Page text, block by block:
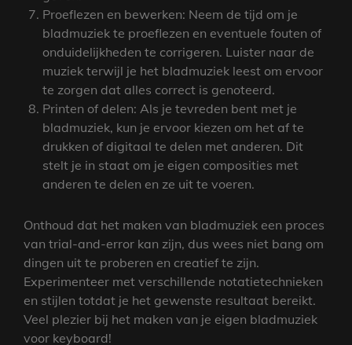
Proeflezen en bewerken: Neem de tijd om je
bladmuziek te proeflezen en eventuele fouten of
onduidelijkheden te corrigeren. Luister naar de
muziek terwijl je het bladmuziek leest om ervoor
te zorgen dat alles correct is genoteerd.
Printen of delen: Als je tevreden bent met je
bladmuziek, kun je ervoor kiezen om het af te
drukken of digitaal te delen met anderen. Dit
stelt je in staat om je eigen composities met
anderen te delen en ze uit te voeren.
Onthoud dat het maken van bladmuziek een proces
van trial-and-error kan zijn, dus wees niet bang om
dingen uit te proberen en creatief te zijn.
Experimenteer met verschillende notatietechnieken
en stijlen totdat je het gewenste resultaat bereikt.
Veel plezier bij het maken van je eigen bladmuziek
voor keyboard!